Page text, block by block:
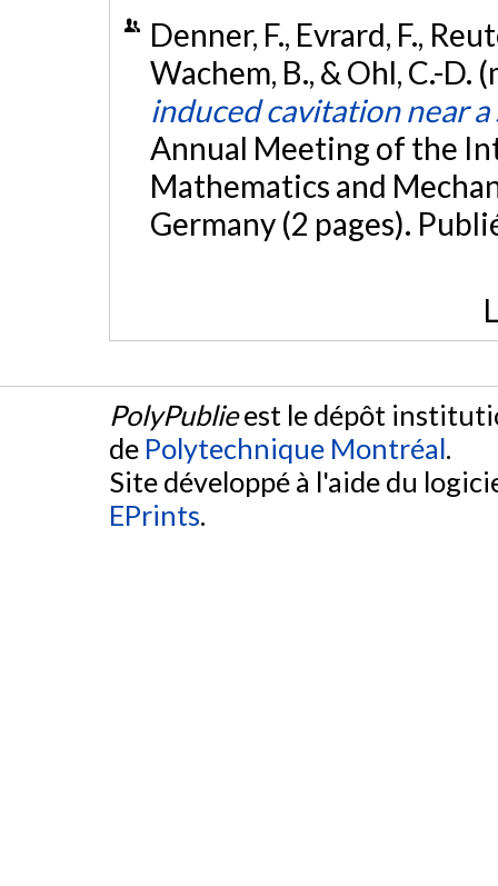
Denner, F., Evrard, F.,
Wachem, B., & Ohl, C.-D.
induced cavitation near
Annual Meeting of the
Mathematics and
Germany (2 pages).
PolyPublieest le dépôt
de Polytechnique Montréal.
Site développé à l'aide du
EPrints.